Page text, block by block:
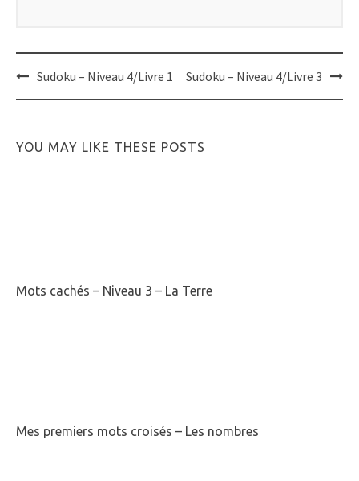
PostSudoku – Niveau 4/Livre 1 Sudoku – Niveau 4/Livre 3
YOU MAY LIKE THESE POSTS
Mots cachés – Niveau 3 – La Terre
Mes premiers mots croisés – Les nombres